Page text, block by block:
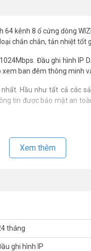
64 kênh 8 ổ cứng dòng
chắn chắn, tản nhiệt tốt
Đầu ghi hình IP
ban đêm thông minh
Hầu như tất cả các
tin được bảo mật an
WIZMIND
hình 4K, HDMI3 xuất
ra, với các chế độ cảnh
Push, Email, Snapshot,
ONVIF
Xem thêm
tháng
ghi hình IP